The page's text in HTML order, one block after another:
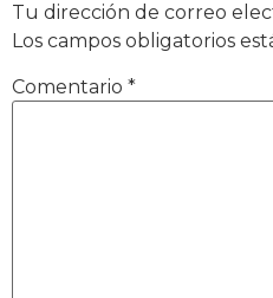
Tu dirección de correo
Los campos obligatorios
Comentario *